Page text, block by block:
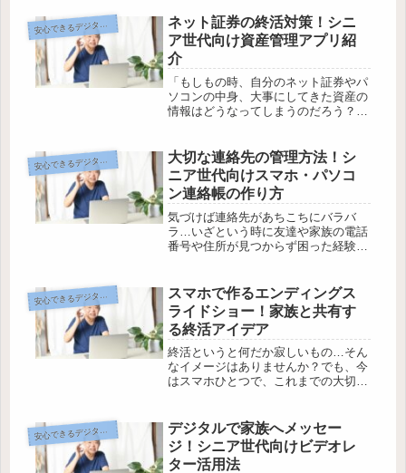
安 心できるデジタル終活のヒント
ネット証券の終活対策！シニ
ア世代向け資産管理アプリ紹
介
「もしもの時、自分のネット証券やパ
ソコンの中身、大事にしてきた資産の
情報はどうなってしまうのだろう？」
及で、資産管理はどんどんデジタル
化。だからこそ、家族にきちんと引き
継ぐ...
安 心できるデジタル終活のヒント
大切な連絡先の管理方法！シ
ニア世代向けスマホ・パソコ
ン連絡帳の作り方
気づけば連絡先があちこちにバラバ
ラ…いざという時に友達や家族の電話
番号や住所が見つからず困った経験は
く使いこなせないと勿体ないですよ
ね。そんなお悩みを持つシニア世代の
皆さん...
安 心できるデジタル終活のヒント
スマホで作るエンディングス
ライドショー！家族と共有す
る終活アイデア
終活というと何だか寂しいもの…そん
なイメージはありませんか？でも、今
はスマホひとつで、これまでの大切な
「どうやってやるの？」「難しそ
う…」と思っている方も心配はいりま
せん。こ...
安 心できるデジタル終活のヒント
デジタルで家族へメッセー
ジ！シニア世代向けビデオレ
ター活用法